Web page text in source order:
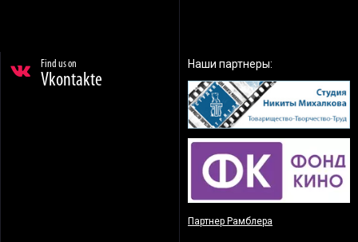
Find us on
Vkontakte
Наши партнеры:
Партнер Рамблера